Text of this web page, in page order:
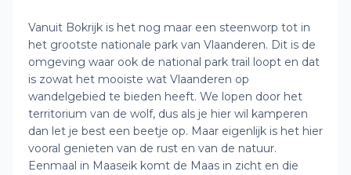
Vanuit Bokrijk is het nog maar een steenworp tot in
het grootste nationale park van Vlaanderen. Dit is de
omgeving waar ook de national park trail loopt en dat
is zowat het mooiste wat Vlaanderen op
wandelgebied te bieden heeft. We lopen door het
territorium van de wolf, dus als je hier wil kamperen
dan let je best een beetje op. Maar eigenlijk is het hier
vooral genieten van de rust en van de natuur.
Eenmaal in Maaseik komt de Maas in zicht en die